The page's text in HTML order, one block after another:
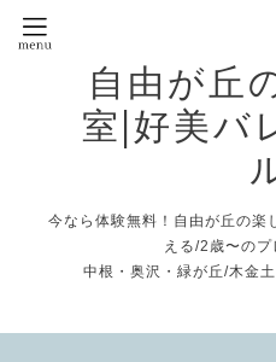
自由が丘
室|好美バ
今なら体験無料！自由が丘の楽
える/2歳〜の
中根・奥沢・緑が丘/木金